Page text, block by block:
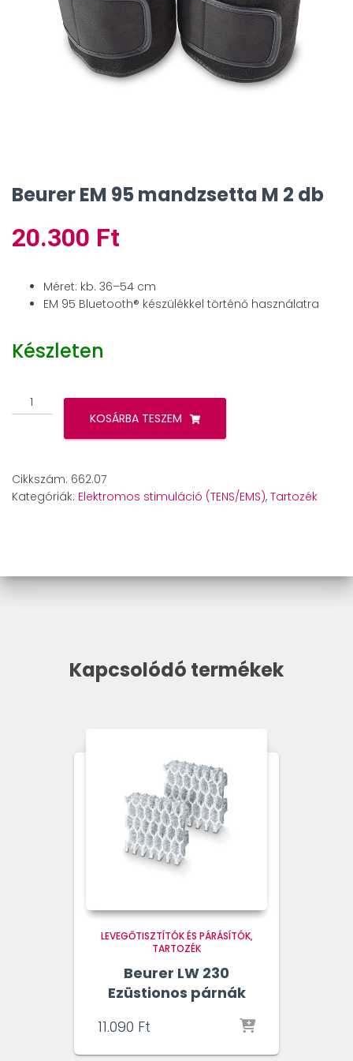
Beurer EM 95 mandzsetta M 2 db
20.300 Ft
Méret: kb. 36–54 cm
EM 95 Bluetooth® készülékkel történő használatra
Készleten
Beurer
EM
2
db
KOSÁRBA TESZEM
Cikkszám: 662.07
Kategóriák: Elektromos stimuláció (TENS/EMS), Tartozék
Kapcsolódó termékek
LEVEGŐTISZTÍTÓK ÉS PÁRÁSÍTÓK
TARTOZÉK
Beurer LW 230
Ezüstionos párnák
11.090 Ft